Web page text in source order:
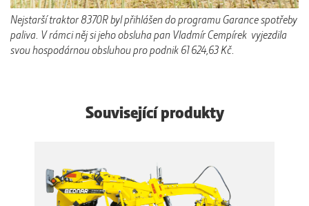
Nejstarší traktor 8370R byl přihlášen do programu Garance spotřeby
paliva. V rámci něj si jeho obsluha pan Vladmír Cempírek vyjezdila
svou hospodárnou obsluhou pro podnik 61 624,63 Kč.
Související produkty